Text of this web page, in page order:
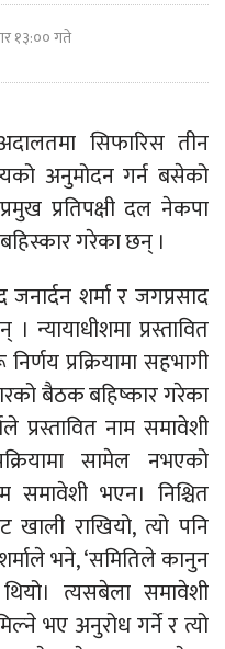
१३:०० गते
सिफारिस तीन
अनुमोदन गर्न बसेको
प्रतिपक्षी दल नेकपा
गरेका छन् ।
शर्मा र जगप्रसाद
न्यायाधीशमा प्रस्तावित
प्रक्रियामा सहभागी
बैठक बहिष्कार गरेका
प्रस्तावित नाम समावेशी
सामेल नभएको
समावेशी भएन। निश्चित
राखियो, त्यो पनि
भने, ‘समितिले कानुन
त्यसबेला समावेशी
भए अनुरोध गर्ने र त्यो